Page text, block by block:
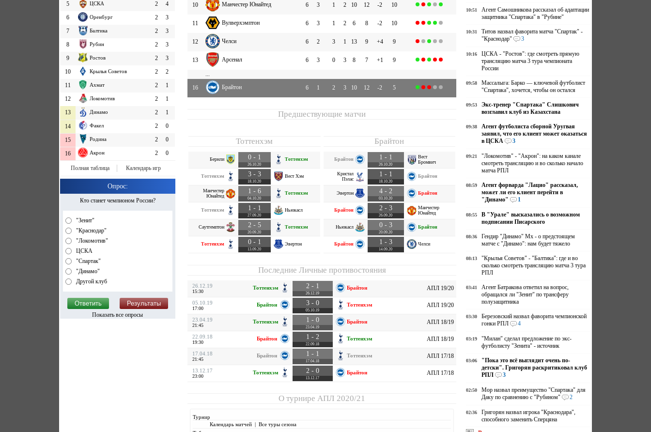
5
ЦСКА 2
4
6
Оренбург 2
3
7
Балтика 2
3
8
Рубин 2
3
9
Ростов 2
3
10
Крылья Советов 2
2
11
Ахмат 2
1
12
Локомотив 2
1
13
Динамо 2 1
14 Факел 2 0
15 Родина 2 0
16 Акрон 2 0
Полная таблица Календарь игр
Опрос:
Кто станет чемпионом России?
"Зенит"
"Краснодар"
"Локомотив"
ЦСКА
"Спартак"
"Динамо"
Другой клуб
Показать все опросы
10 Манчестер Юнайтед 6 3 1 2 10 12 -2 10
11 Вулверхэмптон 6 3 1 2 6 8 -2 10
12 Челси 6 2 3 1 13 9 +4 9
13 Арсенал 6 3 0 3 8 7 +1 9
...
16
Брайтон 6 1 2 3 10 12 -2 5
Предшествующие матчи
Тоттенхэм
Бернли 0 - 1
26.10.20
Тоттенхэм
Тоттенхэм 3 - 3
18.10.20
Вест Хэм
Манчестер
Юнайтед
1 - 6
04.10.20
Тоттенхэм
Тоттенхэм 1 - 1
27.09.20
Ньюкасл
Саутгемптон 2 - 5
20.09.20
Тоттенхэм
Тоттенхэм 0 - 1
13.09.20
Эвертон
Брайтон
Брайтон 1 - 1
26.10.20
Вест
Бромвич
Кристал
Пэлас
1 - 1
18.10.20
Брайтон
Эвертон 4 - 2
03.10.20
Брайтон
Брайтон 2 - 3
26.09.20
Манчестер
Юнайтед
Ньюкасл 0 - 3
20.09.20
Брайтон
Брайтон 1 - 3
14.09.20
Челси
Последние Личные противостояния
26.12.19
15:30
Тоттенхэм 2 - 1
26.12.19
Брайтон АПЛ 19/20
05.10.19
17:00
Брайтон 3 - 0
05.10.19
Тоттенхэм АПЛ 19/20
23.04.19
21:45
Тоттенхэм 1 - 0
23.04.19
Брайтон АПЛ 18/19
22.09.18
19:30
Брайтон 1 - 2
22.09.18
Тоттенхэм АПЛ 18/19
17.04.18
21:45
Брайтон 1 - 1
17.04.18
Тоттенхэм АПЛ 17/18
13.12.17
23:00
Тоттенхэм 2 - 0
13.12.17
Брайтон АПЛ 17/18
О турнире АПЛ 2020/21
Турнир
Календарь матчей| Все туры сезона
10:51
Агент Самошникова рассказал об адаптации
защитника "Спартака" в "Рубине"
10:31
Титов назвал фаворита матча "Спартак" -
"Краснодар"
3
10:16
ЦСКА - "Ростов": где смотреть прямую
трансляцию матча 3 тура чемпионата
России
09:58
Массалыга: Барко — ключевой футболист
"Спартака", хочется, чтобы он остался
09:53
Экс-тренер "Спартака" Слишкович
возглавил клуб из Казахстана
09:38
Агент футболиста сборной Уругвая
заявил, что его клиент может оказаться
в ЦСКА
3
09:21
"Локомотив" - "Акрон": на каком канале
смотреть трансляцию и во сколько начало
матча РПЛ
08:59
Агент форварда "Лацио" рассказал,
может ли его клиент перейти в
"Динамо"
1
08:55
В "Урале" высказались о возможном
подписании Писарского
08:36
Гендир "Динамо" Мх - о предстоящем
матче с "Динамо": нам будет тяжело
08:13
"Крылья Советов" - "Балтика": где и во
сколько смотреть трансляцию матча 3 тура
РПЛ
03:41
Агент Батракова ответил на вопрос,
обращался ли "Зенит" по трансферу
полузащитника
03:30
Березовский назвал фаворита чемпионской
гонки РПЛ
4
03:19
"Милан" сделал предложение по экс-
футболисту "Зенита" - источник
03:06
"Пока это всё выглядит очень по-
детски". Григорян раскритиковал клуб
РПЛ
3
02:50
Мор назвал преимущество "Спартака" для
Даку по сравнению с "Рубином"
2
02:36
Григорян назвал игрока "Краснодара",
способного заменить Сперцяна